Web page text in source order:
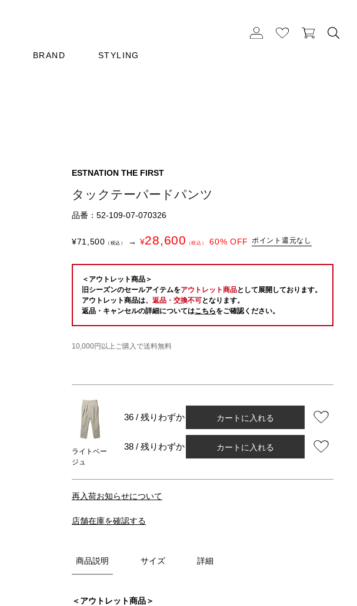
BRAND STYLING
ESTNATION THE FIRST
タックテーパードパンツ
品番：52-109-07-070326
¥71,500 （税込） → ¥28,600 （税込） 60% OFF ポイント還元なし
＜アウトレット商品＞
旧シーズンのセールアイテムをアウトレット商品として展開しております。
アウトレット商品は、 返品・交換不可となります。
返品・キャンセルの詳細についてはこちらをご確認ください。
10,000円以上ご購入で送料無料
ライトベー
ジュ
36 / 残りわずか カートに入れる
38 / 残りわずか カートに入れる
再入荷お知らせについて
店舗在庫を確認する
商品説明 サイズ 詳細
＜アウトレット商品＞